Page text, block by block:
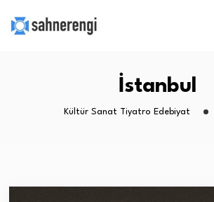
İstanbul
Kültür Sanat Tiyatro Edebiyat